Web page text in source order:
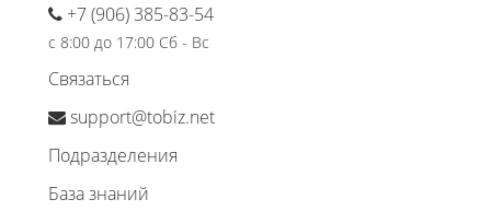
+7 (906) 385-83-54
с 8:00 до 17:00 Сб - Вс
Связаться
support@tobiz.net
Подразделения
База знаний